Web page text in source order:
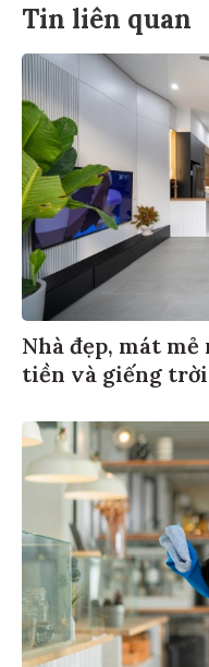
Tin liên quan
Nhà đẹp, mát
tiền và giếng trời